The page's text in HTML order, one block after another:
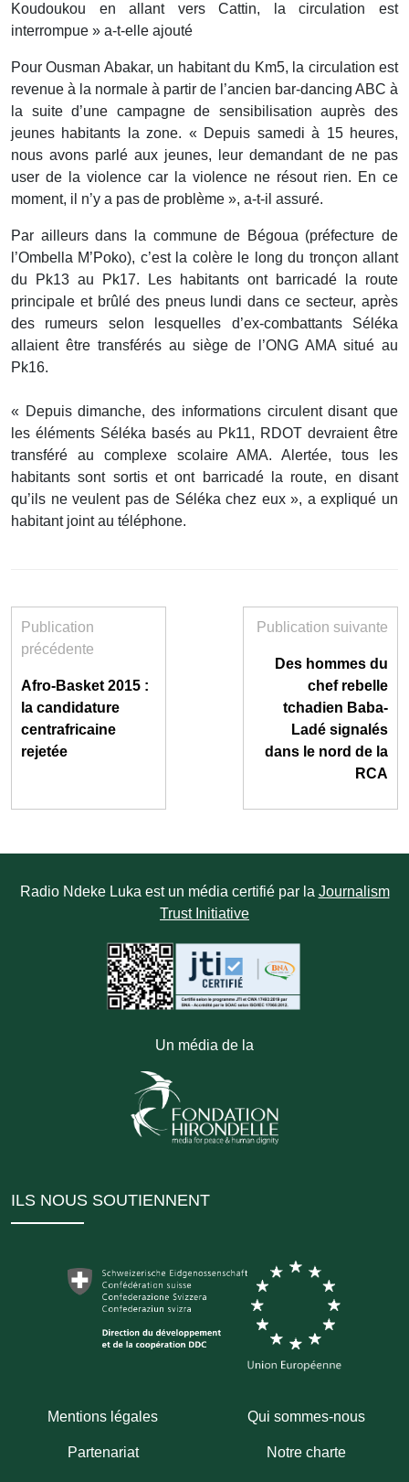
Koudoukou en allant vers Cattin, la circulation est
interrompue » a-t-elle ajouté
Pour Ousman Abakar, un habitant du Km5, la circulation est
revenue à la normale à partir de l’ancien bar-dancing ABC à
la suite d’une campagne de sensibilisation auprès des
jeunes habitants la zone. « Depuis samedi à 15 heures,
nous avons parlé aux jeunes, leur demandant de ne pas
user de la violence car la violence ne résout rien. En ce
moment, il n’y a pas de problème », a-t-il assuré.
Par ailleurs dans la commune de Bégoua (préfecture de
l’Ombella M’Poko), c’est la colère le long du tronçon allant
du Pk13 au Pk17. Les habitants ont barricadé la route
principale et brûlé des pneus lundi dans ce secteur, après
des rumeurs selon lesquelles d’ex-combattants Séléka
allaient être transférés au siège de l’ONG AMA situé au
Pk16.
« Depuis dimanche, des informations circulent disant que
les éléments Séléka basés au Pk11, RDOT devraient être
transféré au complexe scolaire AMA. Alertée, tous les
habitants sont sortis et ont barricadé la route, en disant
qu’ils ne veulent pas de Séléka chez eux », a expliqué un
habitant joint au téléphone.
Publication
précédente
Afro-Basket 2015 :
la candidature
centrafricaine
rejetée
Publication suivante
Des hommes du
chef rebelle
tchadien Baba-
Ladé signalés
dans le nord de la
RCA
Radio Ndeke Luka est un média certifié par la Journalism
Trust Initiative
Un média de la
ILS NOUS SOUTIENNENT
Mentions légales Qui sommes-nous
Partenariat Notre charte